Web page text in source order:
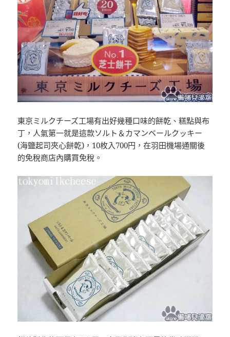
東京ミルクチーズ工場有出好幾種口味的餅乾、糕點與布
丁，人氣第一就是這款ソルト＆カマンベールクッキー
(海鹽起司夾心餅乾)，10枚入700円，在羽田機場通關後
的免稅商店內購買免稅。